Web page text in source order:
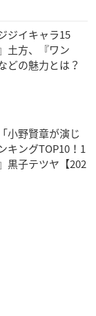
ジイキャラ15
土方、『ワン
どの魅力とは？
小野賢章が演じ
キングTOP10！1
黒子テツヤ【202